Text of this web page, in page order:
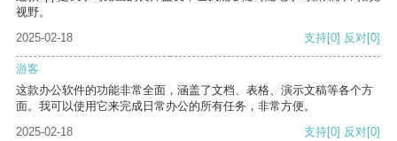
视野。
2025-02-18
支持[0] 反对[0]
游客
这款办公软件的功能非常全面，涵盖了文档、表格、演示文稿等各个方
面。我可以使用它来完成日常办公的所有任务，非常方便。
2025-02-18
支持[0] 反对[0]